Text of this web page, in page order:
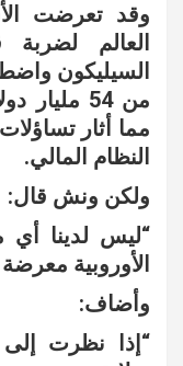
وقد تعرضت
العالم
السيليكون
من 54
مما أثار
النظام المالي.
ولكن ونش قال:
“ليس لدينا أي
الأوروبية
وأضاف:
“إذا نظرت إلى